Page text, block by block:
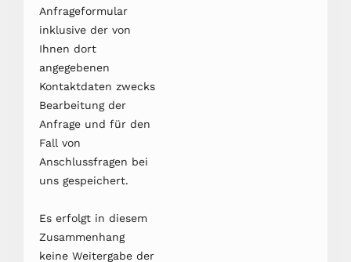
Anfrageformular
inklusive der von
Ihnen dort
angegebenen
Kontaktdaten zwecks
Bearbeitung der
Anfrage und für den
Fall von
Anschlussfragen bei
uns gespeichert.
Es erfolgt in diesem
Zusammenhang
keine Weitergabe der